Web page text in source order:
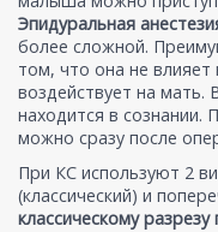
Эпидуральная
более сложной.
том, что она не влияет
воздействует на
находится в сознании.
можно сразу после
При КС используют 2
(классический) и
классическому